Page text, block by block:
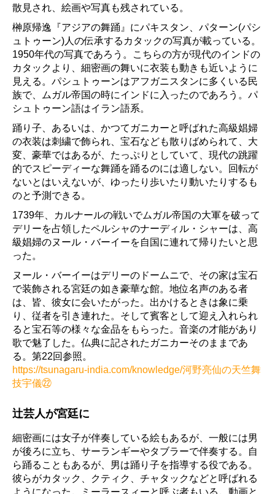
散見され、絵画や写真も残されている。
榊原帰逸『アジアの舞踊』にパキスタン、パターン(パシ
ュトゥーン)人の伝承するカタックの写真が載っている。
1950年代の写真であろう。こちらの方が現代のインドの
カタックより、細密画の舞いに衣装も動きも近いように
見える。パシュトゥーンはアフガニスタンに多くいる民
族で、ムガル帝国の時にインドに入ったのであろう。パ
シュトゥーン語はイラン語系。
踊り子、あるいは、かつてガニカーと呼ばれた高級娼婦
の衣装は刺繍で飾られ、宝石なども散りばめられて、大
変、豪華ではあるが、たっぷりとしていて、現代の跳躍
的でスピーディーな舞踊を踊るのには適しない。回転が
ないとはいえないが、ゆったり歩いたり動いたりするも
のと予測できる。
1739年、カルナールの戦いでムガル帝国の大軍を破って
デリーを占領したペルシャのナーディル・シャーは、高
級娼婦のヌール・バーイーを自国に連れて帰りたいと思
った。
ヌール・バーイーはデリーのドームニで、その家は宝石
で装飾される宮廷の如き豪華な館。地位名声のある者
は、皆、彼女に会いたがった。出かけるときは象に乗
り、従者を引き連れた。そして賓客として迎え入れられ
ると宝石等の様々な金品をもらった。音楽の才能があり
歌で魅了した。仏典に記されたガニカーそのままであ
る。第22回参照。
https://tsunagaru-india.com/knowledge/河野亮仙の天竺舞
技宇儀㉒
辻芸人が宮廷に
細密画には女子が伴奏している絵もあるが、一般には男
が後ろに立ち、サーランギーやタブラーで伴奏する。自
ら踊ることもあるが、男は踊り子を指導する役である。
彼らがカタック、クティク、チャタックなどと呼ばれる
ようになった。ミーラースィーと呼ぶ者もいる。動画と